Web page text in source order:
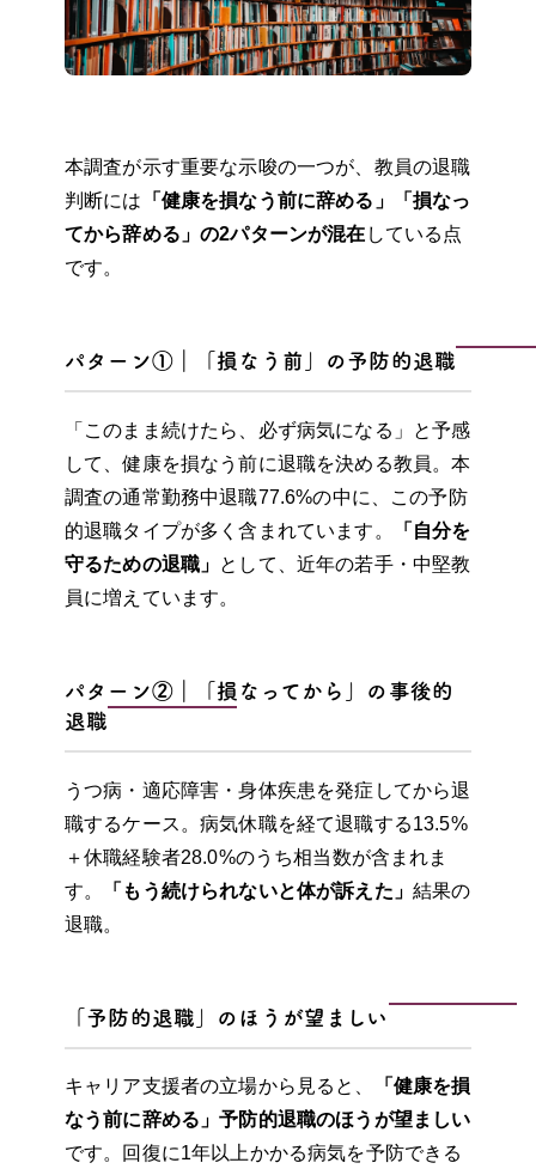
本調査が示す重要な示唆の一つが、教員の退職
判断には 「健康を損なう前に辞める」「損なっ
てから辞める」の2パターンが混在 している点
です。
パターン①｜「損なう前」の予防的退職
「このまま続けたら、必ず病気になる」と予感
して、健康を損なう前に退職を決める教員。本
調査の通常勤務中退職77.6%の中に、この予防
的退職タイプが多く含まれています。
「自分を
守るための退職」 として、近年の若手・中堅教
員に増えています。
パターン②｜「損なってから」の事後的
退職
うつ病・適応障害・身体疾患を発症してから退
職するケース。病気休職を経て退職する13.5%
＋休職経験者28.0%のうち相当数が含まれま
す。
「もう続けられないと体が訴えた」 結果の
退職。
「予防的退職」のほうが望ましい
キャリア支援者の立場から見ると、
「健康を損
なう前に辞める」予防的退職のほうが望ましい
です。回復に1年以上かかる病気を予防できる